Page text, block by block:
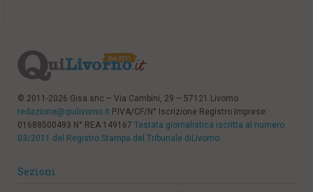
© 2011-2026 Gisa snc – Via Cambini, 29 – 57121 Livorno
redazione@quilivorno.it P.IVA/CF/N° Iscrizione Registro Imprese:
01688500493 N° REA 149167 Testata giornalistica iscritta al numero
03/2011 del Registro Stampa del Tribunale diLivorno
Sezioni